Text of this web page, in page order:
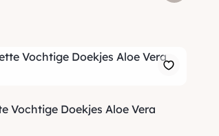
Vochtige Doekjes Aloe Vera